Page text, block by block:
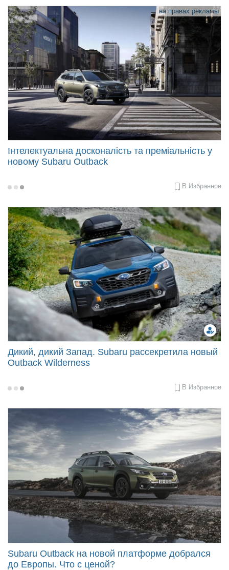
10:00
на правах рекламы
Інтелектуальна досконалість та преміальність у
новому Subaru Outback
2021-
10:05
В Избранное
Дикий, дикий Запад. Subaru рассекретила новый
Outback Wilderness
2021-
08:50
В Избранное
Subaru Outback на новой платформе добрался
до Европы. Что с ценой?